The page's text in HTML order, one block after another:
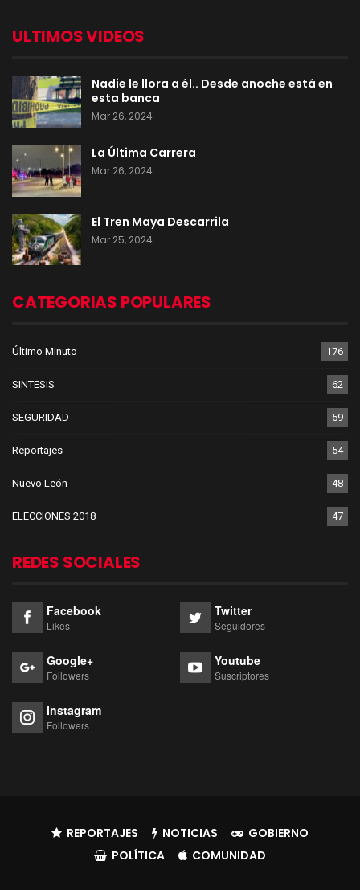
ULTIMOS VIDEOS
Nadie le llora a él.. Desde anoche está en
esta banca
Mar 26, 2024
La Última Carrera
Mar 26, 2024
El Tren Maya Descarrila
Mar 25, 2024
CATEGORIAS POPULARES
Último Minuto 176
SINTESIS 62
SEGURIDAD 59
Reportajes 54
Nuevo León 48
ELECCIONES 2018 47
REDES SOCIALES
Facebook
Likes
Twitter
Seguidores
Google+
Followers
Youtube
Suscriptores
Instagram
Followers
REPORTAJES NOTICIAS
GOBIERNO
POLÍTICA
COMUNIDAD